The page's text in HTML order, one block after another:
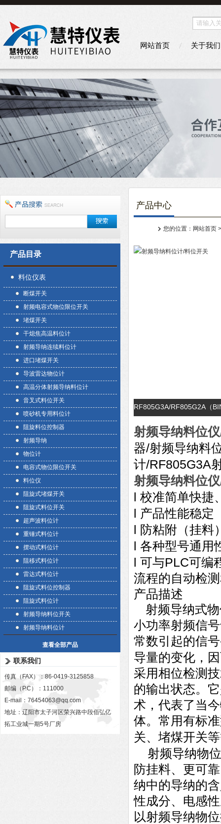
网站首页 关于我们
产品目录
料位仪表
断煤开关
射频电容式物位限位开关
堵煤开关
干熄焦高温料位计
射频导纳连续料位计
进口堵煤开关
导波雷达物位计
高温分体射频导纳料位计
音叉式料位开关
喷砂机专用料位计
阻旋料位控制器
射频导纳
物位计
电容式物位限位开关
料位仪
阻旋式堵煤开关
阻旋式料位开关
超声波料位计
重锤式料位计
摆动式料位计
阻移式料位计
雷达式料位计
阻旋式料位控制器
阻旋式料位计
射频导纳料位开关
射频导纳料位计
查看全部产品
联系我们
传真（FAX）：86-0419-3125858
邮编（P.C）：111000
E-mail： 76454063@qq.com
地址：辽阳市太子河区荣兴路中段佰弘亿
拓工业城一期5号厂房
产品中心
您的位置： 网站首页
RF805G3A/RF805G2A（
射频导纳料位
器/射频导纳料
计/RF805G3A
射频导纳料位
l 校准简单快捷
l 产品性能稳定
l 防粘附（挂料
l 各种型号通用
l 可与PLC可编
流程的自动检
产品描述
射频导纳式物
小功率射频信
常数引起的信
导量的变化，
采用相位检测
的输出状态。
术，代表了当
体。常用有标
关、堵煤开关
射频导纳物
防挂料、更可
纳中的导纳的
性成分、电感
以射频导纳物